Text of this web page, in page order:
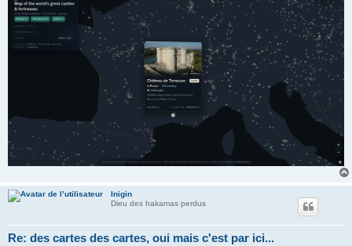
Inigin
Dieu des hakamas perdus
Re: des cartes des cartes, oui mais c'est par ici...